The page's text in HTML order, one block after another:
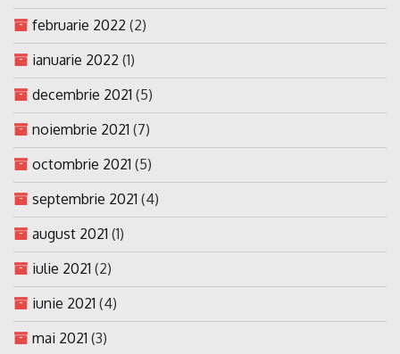
februarie 2022 (2)
ianuarie 2022 (1)
decembrie 2021 (5)
noiembrie 2021 (7)
octombrie 2021 (5)
septembrie 2021 (4)
august 2021 (1)
iulie 2021 (2)
iunie 2021 (4)
mai 2021 (3)